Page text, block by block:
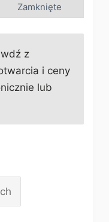
Zamknięte
z
i ceny
lub